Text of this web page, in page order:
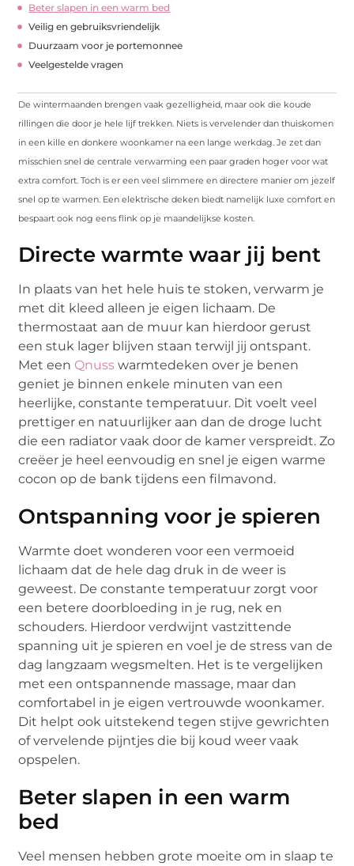
Beter slapen in een warm bed
Veilig en gebruiksvriendelijk
Duurzaam voor je portemonnee
Veelgestelde vragen
De wintermaanden brengen vaak gezelligheid, maar ook die koude
rillingen die door je hele lijf trekken. Niets is vervelender dan thuiskomen
in een kille en donkere woonkamer na een lange werkdag. Je zet dan
misschien snel de centrale verwarming een paar graden hoger voor wat
extra comfort. Toch is er een veel slimmere en directere manier om jezelf
snel op te warmen. Een elektrische deken biedt namelijk luxe comfort en
bespaart ook nog eens flink op je maandelijkse kosten.
Directe warmte waar jij bent
In plaats van het hele huis te stoken, verwarm je
met dit kleed alleen je eigen lichaam. De
thermostaat aan de muur kan hierdoor gerust
een stuk lager blijven staan terwijl jij ontspant.
Met een Qnuss warmtedeken over je benen
geniet je binnen enkele minuten van een
heerlijke, constante temperatuur. Dit voelt veel
prettiger en natuurlijker aan dan de droge lucht
die een radiator vaak door de kamer verspreidt. Zo
creëer je heel eenvoudig en snel je eigen warme
cocon op de bank tijdens een filmavond.
Ontspanning voor je spieren
Warmte doet wonderen voor een vermoeid
lichaam dat de hele dag druk in de weer is
geweest. De constante temperatuur zorgt voor
een betere doorbloeding in je rug, nek en
schouders. Hierdoor verdwijnt vastzittende
spanning uit je spieren en voel je de stress van de
dag langzaam wegsmelten. Het is te vergelijken
met een ontspannende massage, maar dan
comfortabel in je eigen vertrouwde woonkamer.
Dit helpt ook uitstekend tegen stijve gewrichten
of vervelende pijntjes die bij koud weer vaak
opspelen.
Beter slapen in een warm
bed
Veel mensen hebben grote moeite om in slaap te